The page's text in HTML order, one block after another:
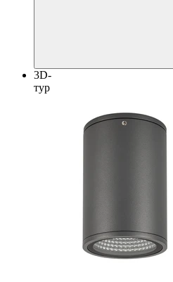
3D-
тур